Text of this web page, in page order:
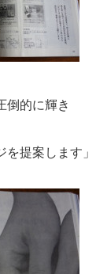
倒的に輝き
提案します」